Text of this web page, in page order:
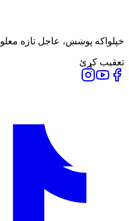
خپلواکه پوښښ، عاجل تازه
تعقیب کړئ